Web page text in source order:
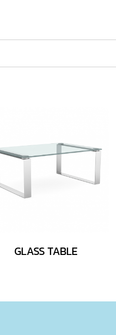
GLASS TABLE